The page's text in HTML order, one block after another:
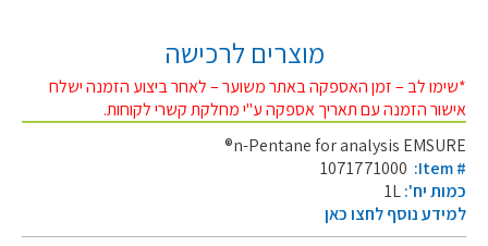
מוצרים לרכישה
*שימו לב – זמן האספקה באתר משוער – לאחר ביצוע הזמנה ישלח
אישור הזמנה עם תאריך אספקה ע"י מחלקת קשרי לקוחות.
n-Pentane for analysis EMSURE®
1071771000 :Item #
כמות יח':
למידע נוסף לחצו כאן